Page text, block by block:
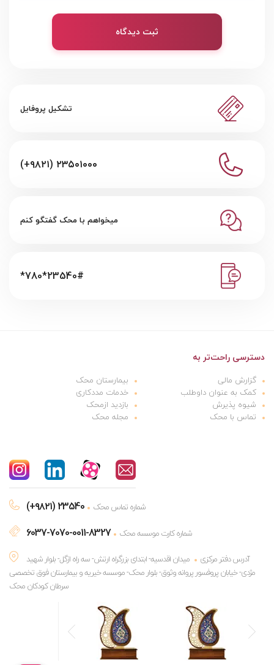
ثبت دیدگاه
تشکیل پروفایل
(+۹۸۲۱) ۲۳۵۰۱۰۰۰
میخواهم با محک گفتگو کنم
*780*23540#
دسترسی راحت‌تر به
گزارش مالی
بیمارستان محک
کمک به عنوان داوطلب
خدمات مددکاری
شیوه پذیرش
بازدید ازمحک
تماس با محک
مجله محک
(+۹۸۲۱) 23540 شماره تماس محک
6037-7070-0011-8327
شماره کارت موسسه محک
آدرس دفتر مرکزی
میدان اقدسیه- ابتدای بزرگراه ارتش- سه راه ازگل- بلوار شهید
مژدی- خیابان پروفسور پروانه وثوق- بلوار محک- موسسه خیریه و بیمارستان فوق تخصصی
سرطان کودکان محک